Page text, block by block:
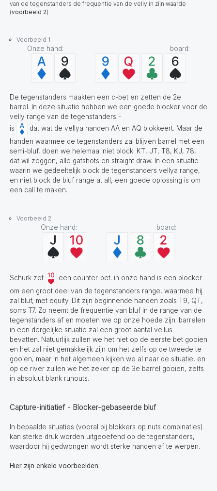
van de tegenstanders de frequentie van de velly in zijn waarde
(voorbeeld 2).
Voorbeeld 1
Onze hand: board:
De tegenstanders maakten een c-bet en zetten de 2e
barrel. In deze situatie hebben we een goede blocker voor de
velly range van de tegenstanders -
is
dat wat de vellya handen AA en AQ blokkeert. Maar de
handen waarmee de tegenstanders zal blijven barrel met een
semi-bluf, doen we helemaal niet block: KT, JT, T8, KJ, 78,
dat wil zeggen, alle gatshots en straight draw. In een situatie
waarin we gedeeltelijk block de tegenstanders vellya range,
en niet block de bluf range at all, een goede oplossing is om
een call te maken.
Voorbeeld 2
Onze hand: board:
Schurk zet
een counter-bet. in onze hand is een blocker
om een groot deel van de tegenstanders range, waarmee hij
zal bluf, met equity. Dit zijn beginnende handen zoals T9, QT,
soms T7. Zo neemt de frequentie van bluf in de range van de
tegenstanders af en moeten we op onze hoede zijn: barrelen
in een dergelijke situatie zal een groot aantal vellus
bevatten. Natuurlijk zullen we het niet op de eerste bet gooien
en het zal niet gemakkelijk zijn om het zelfs op de tweede te
gooien, maar in het algemeen kijken we al naar de situatie, en
op de river zullen we het zeker op de 3e barrel gooien, zelfs
in absoluut blank runouts.
Capture-initiatief - Blocker-gebaseerde bluf
In bepaalde situaties (vooral bij blokkers op nuts combinaties)
kan sterke druk worden uitgeoefend op de tegenstanders,
waardoor hij gedwongen wordt sterke handen af te werpen.
Hier zijn enkele voorbeelden: